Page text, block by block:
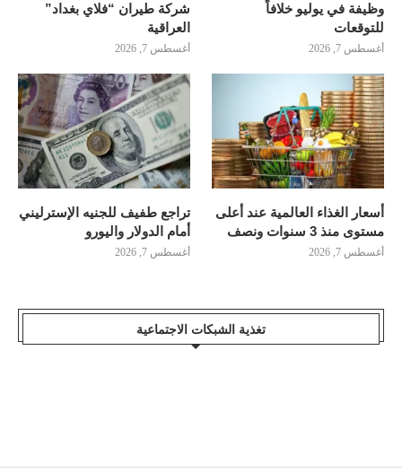
وظيفة في يوليو خلافاً
للتوقعات
أغسطس 7, 2026
شركة طيران “فلاي بغداد”
العراقية
أغسطس 7, 2026
أسعار الغذاء العالمية عند أعلى
مستوى منذ 3 سنوات ونصف
أغسطس 7, 2026
تراجع طفيف للجنيه الإسترليني
أمام الدولار واليورو
أغسطس 7, 2026
تغذية الشبكات الاجتماعية